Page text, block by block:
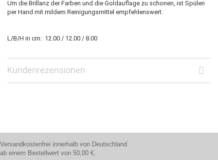
Um die Brillanz der Farben und die Goldauflage zu schonen, ist Spülen
per Hand mit mildem Reinigungsmittel empfehlenswert.
L/B/H in cm: 12.00 / 12.00 / 8.00
Kundenrezensionen
Versandkostenfrei innerhalb von Deutschland
ab einem Bestellwert von 50,00 €.